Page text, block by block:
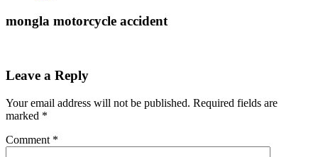
mongla motorcycle accident
Leave a Reply
Your email address will not be published. Required fields are
marked *
Comment *